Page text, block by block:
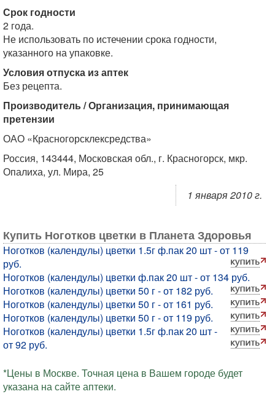
Срок годности
2 года.
Не использовать по истечении срока годности,
указанного на упаковке.
Условия отпуска из аптек
Без рецепта.
Производитель / Организация, принимающая
претензии
ОАО «Красногорсклексредства»
Россия, 143444, Московская обл., г. Красногорск, мкр.
Опалиха, ул. Мира, 25
1 января 2010 г.
Купить Ноготков цветки в Планета Здоровья
Ноготков (календулы) цветки 1.5г ф.пак 20 шт - от 119
руб.
Ноготков (календулы) цветки ф.пак 20 шт - от 134 руб.
Ноготков (календулы) цветки 50 г - от 182 руб.
Ноготков (календулы) цветки 50 г - от 161 руб.
Ноготков (календулы) цветки 50 г - от 119 руб.
Ноготков (календулы) цветки 1.5г ф.пак 20 шт -
от 92 руб.
*Цены в Москве. Точная цена в Вашем городе будет
указана на сайте аптеки.